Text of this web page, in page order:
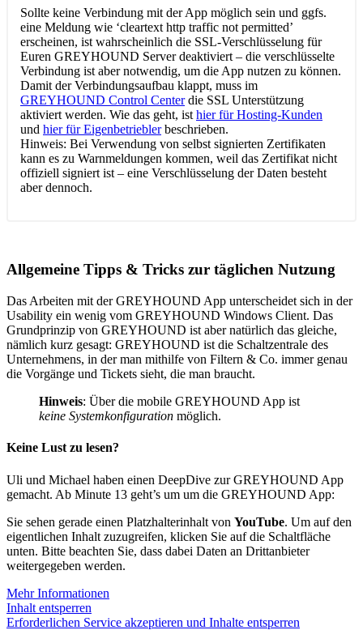
Sollte keine Verbindung mit der App möglich sein und ggfs.
eine Meldung wie ‘cleartext http traffic not permitted’
erscheinen, ist wahrscheinlich die SSL-Verschlüsselung für
Euren GREYHOUND Server deaktiviert – die verschlüsselte
Verbindung ist aber notwendig, um die App nutzen zu können.
Damit der Verbindungsaufbau klappt, muss im
GREYHOUND Control Centerdie SSL Unterstützung
aktiviert werden. Wie das geht, ist hier für Hosting-Kunden
und hier für Eigenbetrieblerbeschrieben.
Hinweis: Bei Verwendung von selbst signierten Zertifikaten
kann es zu Warnmeldungen kommen, weil das Zertifikat nicht
offiziell signiert ist – eine Verschlüsselung der Daten besteht
aber dennoch.
Allgemeine Tipps & Tricks zur täglichen Nutzung
Das Arbeiten mit der GREYHOUND App unterscheidet sich in der
Usability ein wenig vom GREYHOUND Windows Client. Das
Grundprinzip von GREYHOUND ist aber natürlich das gleiche,
nämlich kurz gesagt: GREYHOUND ist die Schaltzentrale des
Unternehmens, in der man mithilfe von Filtern & Co. immer genau
die Vorgänge und Tickets sieht, die man braucht.
Hinweis: Über die mobile GREYHOUND App ist
keine Systemkonfiguration möglich.
Keine Lust zu lesen?
Uli und Michael haben einen DeepDive zur GREYHOUND App
gemacht. Ab Minute 13 geht’s um um die GREYHOUND App:
Sie sehen gerade einen Platzhalterinhalt von YouTube. Um auf den
eigentlichen Inhalt zuzugreifen, klicken Sie auf die Schaltfläche
unten. Bitte beachten Sie, dass dabei Daten an Drittanbieter
weitergegeben werden.
Mehr Informationen
Inhalt entsperren
Erforderlichen Service akzeptieren und Inhalte entsperren